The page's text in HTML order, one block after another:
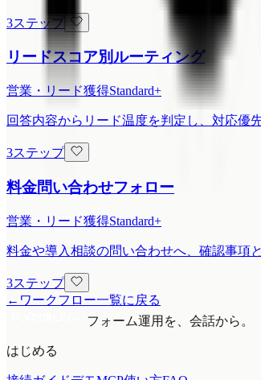
3ステップ
リードスコア別ルーティング
営業・リード獲得Standard+
回答内容からリード温度を判定し、対応優
3ステップ
料金問い合わせフォロー
営業・リード獲得Standard+
料金や導入相談の問い合わせへ、確認事項
3ステップ
← ワークフロー一覧に戻る
フォーム運用を、会話から。
はじめる